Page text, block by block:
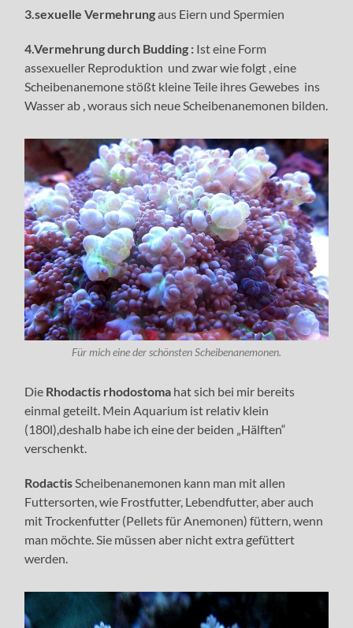
3.sexuelle Vermehrungaus Eiern und Spermien
4.Vermehrung durch Budding : Ist eine Form
assexueller Reproduktion und zwar wie folgt , eine
Scheibenanemone stößt kleine Teile ihres Gewebes ins
Wasser ab , woraus sich neue Scheibenanemonen bilden.
Für mich eine der schönsten Scheibenanemonen.
Die Rhodactis rhodostoma hat sich bei mir bereits
einmal geteilt. Mein Aquarium ist relativ klein
(180l),deshalb habe ich eine der beiden „Hälften“
verschenkt.
RodactisScheibenanemonen kann man mit allen
Futtersorten, wie Frostfutter, Lebendfutter, aber auch
mit Trockenfutter (Pellets für Anemonen) füttern, wenn
man möchte. Sie müssen aber nicht extra gefüttert
werden.